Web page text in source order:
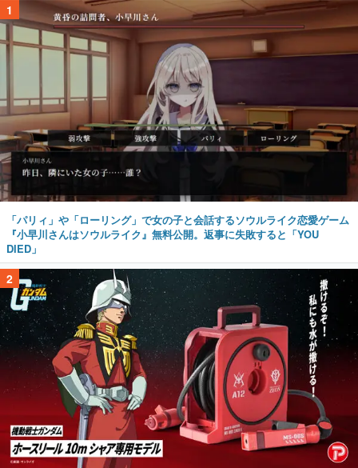
1
「パリィ」や「ローリング」で女の子と会話するソウルライク恋愛ゲーム
『小早川さんはソウルライク』無料公開。返事に失敗すると「YOU
DIED」
2